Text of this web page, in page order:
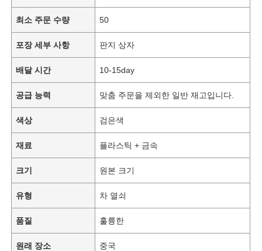
최소 주문 수량 50
포장 세부 사항 판지 상자
배달 시간 10-15day
공급 능력 맞춤 주문을 제외한 일반 재고입니다.
색상 검은색
재료 플라스틱 + 금속
크기 원본 크기
유형 차 열쇠
품질 훌륭한
원래 장소 중국